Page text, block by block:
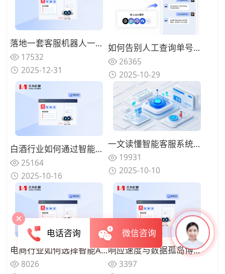
落地一套客服机器人一般多少钱？极具性价比的3家客户联络服务商价格对比
17532
2025-12-31
如何告别人工查询单号？快递物流行业AI客服机器人2025年精选推荐
26365
2025-10-29
白酒行业如何通过智能客服系统提升经销商服务效率？2025年解决方案推荐
25164
2025-10-16
一文读懂智能客服系统：发展历程、系统搭建、行业应用
19931
2025-10-10
电商行业如何选择智能AI客服？2025 年核心功能解析与落地案例
8026
响应速度与数据孤岛博弈！AI客服机器人平均响应超8秒？分布式架构破局打造毫秒级闭环
3397
电话咨询 微信咨询